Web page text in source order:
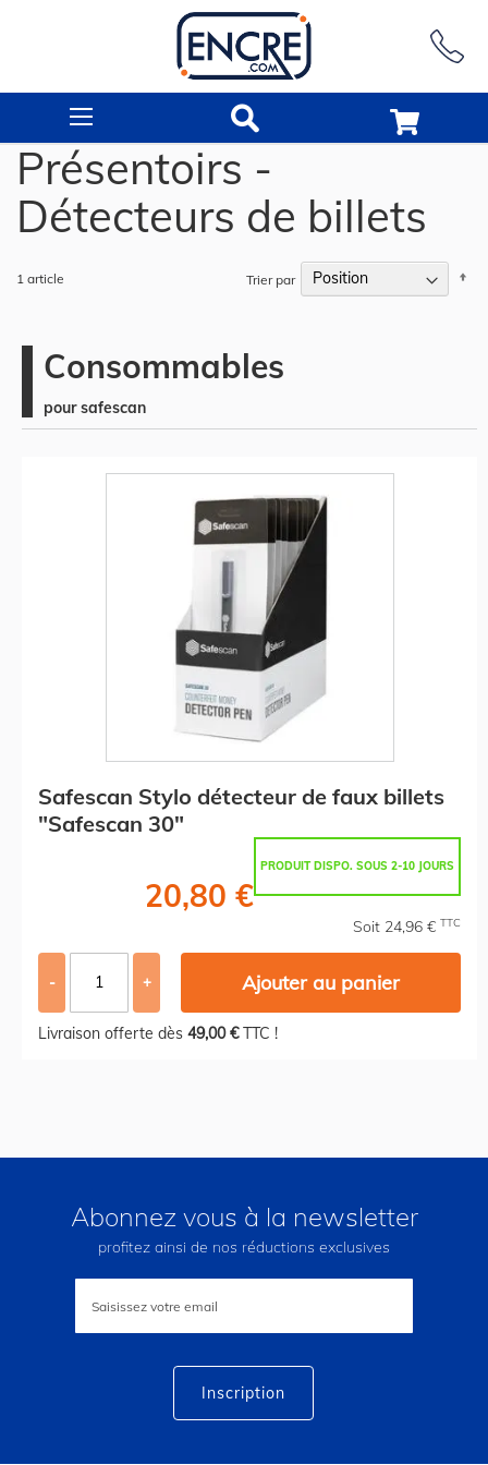
Présentoirs -
Détecteurs de billets
1 article Trier par
Consommables
pour safescan
Safescan Stylo détecteur de faux billets
"Safescan 30"
PRODUIT DISPO. SOUS 2-10 JOURS
20,80 €
Soit 24,96 € TTC
- + Ajouter au panier
Livraison offerte dès 49,00 €TTC !
Abonnez vous à la newsletter
profitez ainsi de nos réductions exclusives
lettre
Inscription